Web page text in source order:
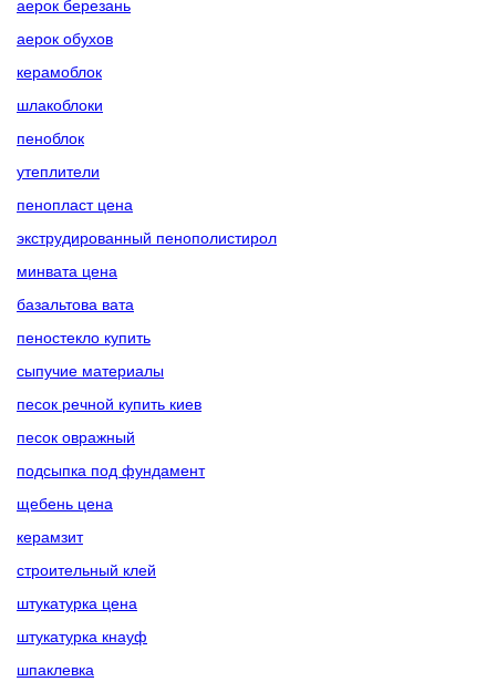
аерок березань
аерок обухов
керамоблок
шлакоблоки
пеноблок
утеплители
пенопласт цена
экструдированный пенополистирол
минвата цена
базальтова вата
пеностекло купить
сыпучие материалы
песок речной купить киев
песок овражный
подсыпка под фундамент
щебень цена
керамзит
строительный клей
штукатурка цена
штукатурка кнауф
шпаклевка